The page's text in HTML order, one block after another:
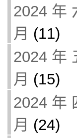
2024 年
月 (11)
2024 年
月 (15)
2024 年
月 (24)